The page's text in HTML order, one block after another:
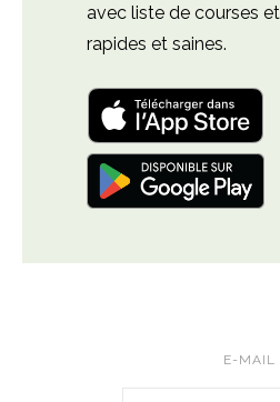
avec liste de courses
rapides et saines.
Télécharger
l'application
"Leloup
Nutrition:
Télécharger
Nutrition:
E-MAIL